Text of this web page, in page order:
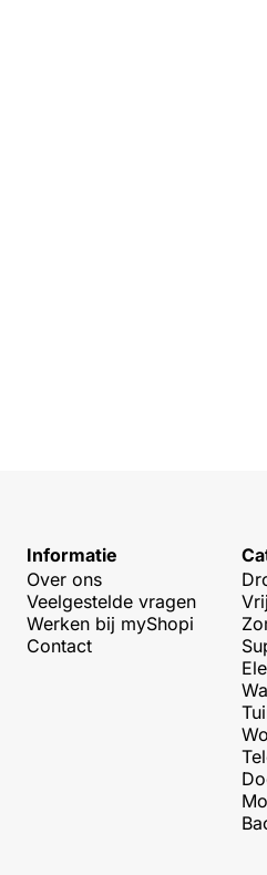
Informatie
Over ons
Veelgestelde vragen
Werken bij myShopi
Contact